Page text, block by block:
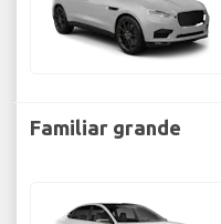
Familiar grande